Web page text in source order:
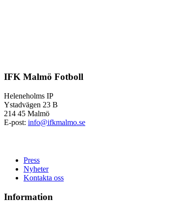
IFK Malmö Fotboll
Heleneholms IP
Ystadvägen 23 B
214 45 Malmö
E-post: info@ifkmalmo.se
Press
Nyheter
Kontakta oss
Information